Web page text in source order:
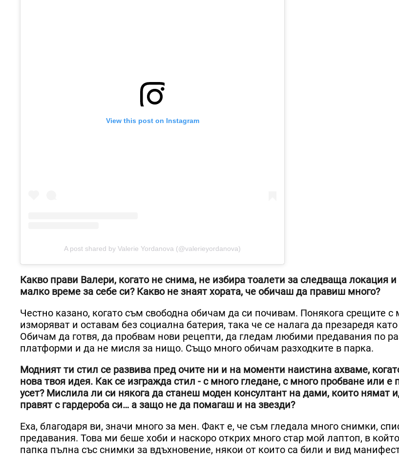
View this post on Instagram
A post shared by Valerie Yordanova (@valerieyordanova)
Какво прави Валери, когато не снима, не избира тоалети за следваща локация
малко време за себе си? Какво не знаят хората, че обичаш да правиш много?
Честно казано, когато съм свободна обичам да си почивам. Понякога срещите с
изморяват и оставам без социална батерия, така че се налага да презаредя
Обичам да готвя, да пробвам нови рецепти, да гледам любими предавания по
платформи и да не мисля за нищо. Също много обичам разходките в парка.
Модният ти стил се развива пред очите ни и на моменти наистина ахваме,
нова твоя идея. Как се изгражда стил - с много гледане, с много пробване или е
усет? Мислила ли си някога да станеш моден консултант на дами, които нямат
правят с гардероба си… а защо не да помагаш и на звезди?
Еха, благодаря ви, значи много за мен. Факт е, че съм гледала много снимки,
предавания. Това ми беше хоби и наскоро открих много стар мой лаптоп, в
папка пълна със снимки за вдъхновение, някои от които са били и вид